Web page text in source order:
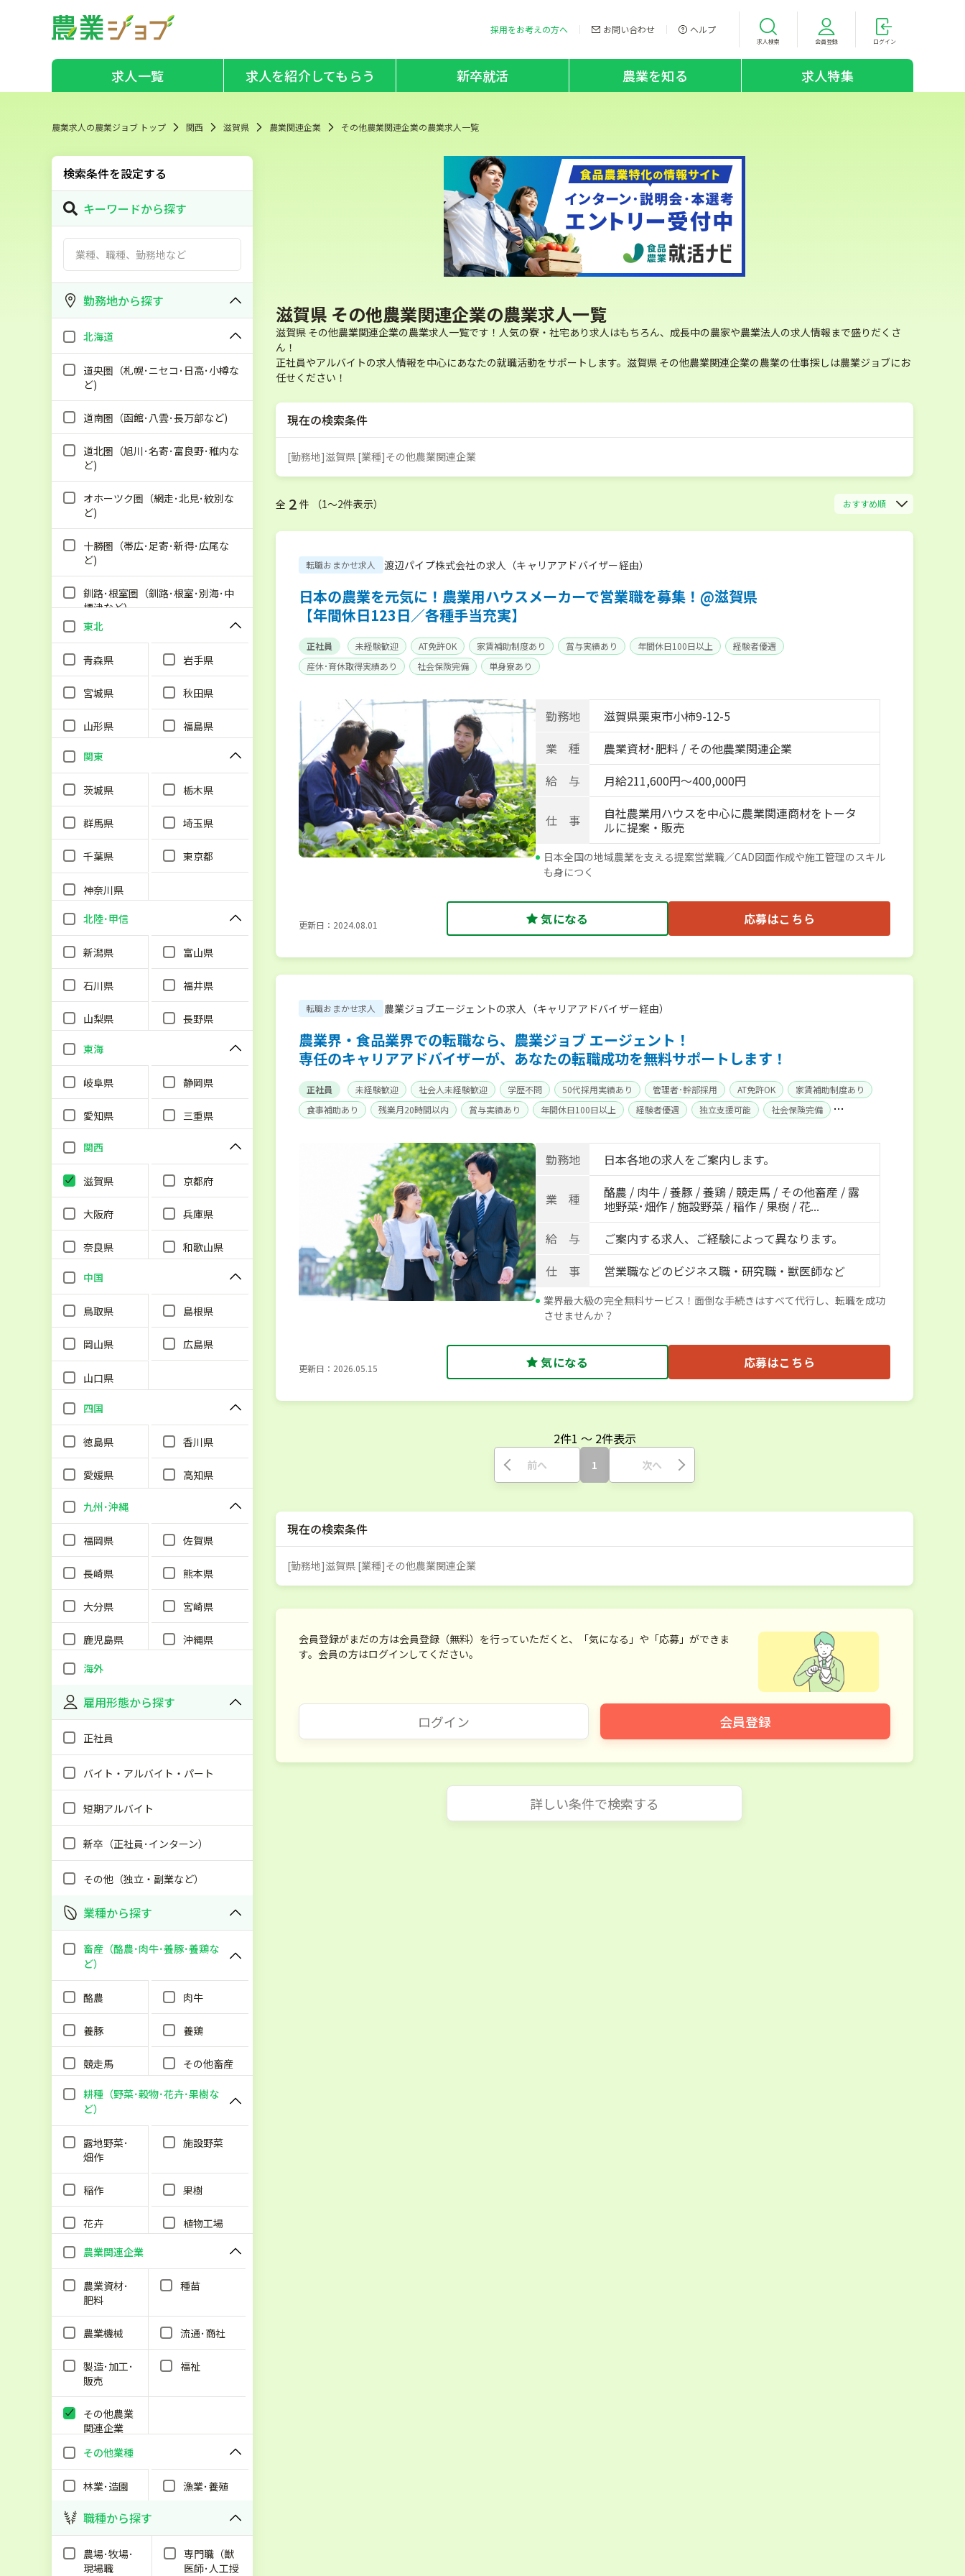
採用をお考えの方へ お問い合わせ ヘルプ
求人検索 会員登録 ログイン
求人一覧 求人を紹介してもらう 新卒就活 農業を知る 求人特集
農業求人の農業ジョブ トップ 関西 滋賀県 農業関連企業 その他農業関連企業の農業求人一覧
検索条件を設定する
キーワードから探す
勤務地から探す
北海道
道央圏（札幌･ニセコ･日高･小樽な
ど)
道南圏（函館･八雲･長万部など)
道北圏（旭川･名寄･富良野･稚内な
ど)
オホーツク圏（網走･北見･紋別な
ど)
十勝圏（帯広･足寄･新得･広尾な
ど)
釧路･根室圏（釧路･根室･別海･中
標津など)
東北
青森県 岩手県
宮城県 秋田県
山形県 福島県
関東
茨城県 栃木県
群馬県 埼玉県
千葉県 東京都
神奈川県
北陸･甲信
新潟県 富山県
石川県 福井県
山梨県 長野県
東海
岐阜県 静岡県
愛知県 三重県
関西
滋賀県 京都府
大阪府 兵庫県
奈良県 和歌山県
中国
鳥取県 島根県
岡山県 広島県
山口県
四国
徳島県 香川県
愛媛県 高知県
九州･沖縄
福岡県 佐賀県
長崎県 熊本県
大分県 宮崎県
鹿児島県
沖縄県
海外
雇用形態から探す
正社員
バイト・アルバイト・パート
短期アルバイト
新卒（正社員･インターン）
その他（独立・副業など）
業種から探す
畜産（酪農･肉牛･養豚･養鶏な
ど）
酪農 肉牛
養豚 養鶏
競走馬 その他畜産
耕種（野菜･穀物･花卉･果樹な
ど）
露地野菜･
畑作
施設野菜
稲作 果樹
花卉
植物工場
農業関連企業
農業資材･
肥料
種苗
農業機械 流通･商社
製造･加工･
販売
福祉
その他農業
関連企業
その他業種
林業･造園 漁業･養殖
職種から探す
農場･牧場･
現場職
専門職（獣
医師･人工授
滋賀県 その他農業関連企業の農業求人一覧
滋賀県 その他農業関連企業の農業求人一覧です！人気の寮・社宅あり求人はもちろん、成長中の農家や農業法人の求人情報まで盛りだくさ
ん！
正社員やアルバイトの求人情報を中心にあなたの就職活動をサポートします。滋賀県 その他農業関連企業の農業の仕事探しは農業ジョブにお
任せください！
現在の検索条件
[勤務地]滋賀県 [業種]その他農業関連企業
全 2 件 （1〜2件表示） おすすめ順
転職おまかせ求人 渡辺パイプ株式会社の求人（キャリアアドバイザー経由）
日本の農業を元気に！農業用ハウスメーカーで営業職を募集！@滋賀県
【年間休日123日／各種手当充実】
正社員 未経験歓迎 AT免許OK 家賃補助制度あり 賞与実績あり 年間休日100日以上
経験者優遇
産休･育休取得実績あり
社会保険完備 単身寮あり
勤務地
滋賀県栗東市小柿9-12-5
業 種
農業資材･肥料 / その他農業関連企業
給 与
月給211,600円～400,000円
仕 事
自社農業用ハウスを中心に農業関連商材をトータ
ルに提案・販売
日本全国の地域農業を支える提案営業職／CAD図面作成や施工管理のスキル
も身につく
更新日：2024.08.01 気になる 応募はこちら
転職おまかせ求人 農業ジョブエージェントの求人（キャリアアドバイザー経由）
農業界・食品業界での転職なら、農業ジョブ エージェント！
専任のキャリアアドバイザーが、あなたの転職成功を無料サポートします！
正社員 未経験歓迎 社会人未経験歓迎 学歴不問 50代採用実績あり 管理者･幹部採用 AT免許OK
家賃補助制度あり
食事補助あり
残業月20時間以内 賞与実績あり 年間休日100日以上 経験者優遇 独立支援可能
社会保険完備
勤務地 日本各地の求人をご案内します。
業 種
酪農 / 肉牛 / 養豚 / 養鶏 / 競走馬 / その他畜産 / 露
地野菜･畑作 / 施設野菜 / 稲作 / 果樹 / 花...
給 与
ご案内する求人、ご経験によって異なります。
仕 事
営業職などのビジネス職・研究職・獣医師など
業界最大級の完全無料サービス！面倒な手続きはすべて代行し、転職を成功
させませんか？
更新日：2026.05.15 気になる 応募はこちら
2件1 〜 2件表示
前へ 1 次へ
現在の検索条件
[勤務地]滋賀県 [業種]その他農業関連企業
会員登録がまだの方は会員登録（無料）を行っていただくと、「気になる」や「応募」ができま
す。会員の方はログインしてください。
ログイン 会員登録
詳しい条件で検索する